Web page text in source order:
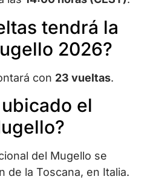
tendrá la
2026?
con 23 vueltas.
el
del Mugello se
de la Toscana, en Italia.